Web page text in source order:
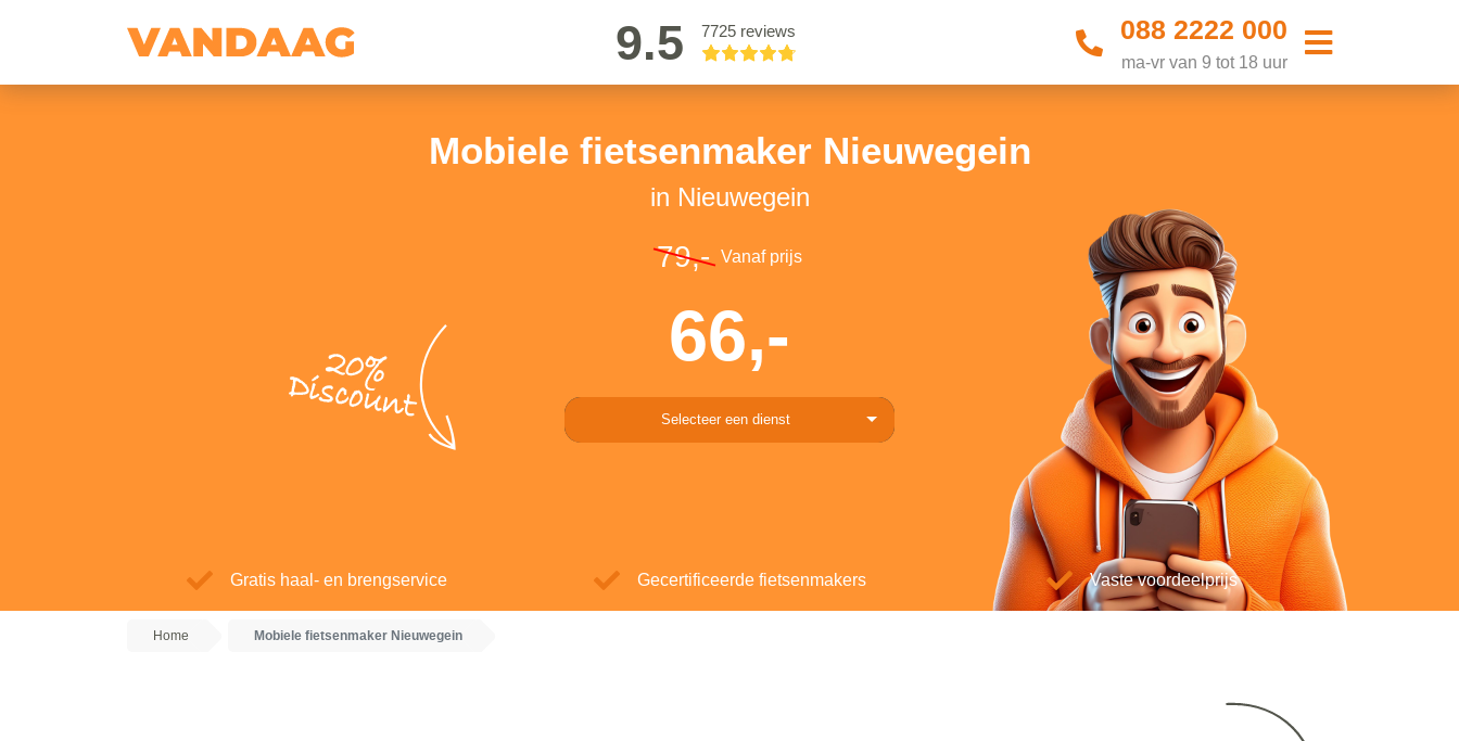
9.5 7725 reviews 088 2222 000
ma-vr van 9 tot 18 uur
Mobiele fietsenmaker Nieuwegein
in Nieuwegein
20%
Discount
79,- Vanaf prijs
66,-
Selecteer een dienst
Gratis haal- en brengservice Gecertificeerde fietsenmakers Vaste voordeelprijs
Home Mobiele fietsenmaker Nieuwegein